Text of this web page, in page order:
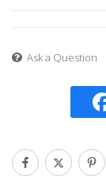
Ask a Question